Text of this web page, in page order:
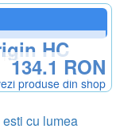
HC
134.1 RON
produse din shop
cu lumea